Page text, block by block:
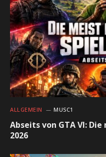
ALLGEMEIN MUSC1
Abseits von GTA VI:
2026